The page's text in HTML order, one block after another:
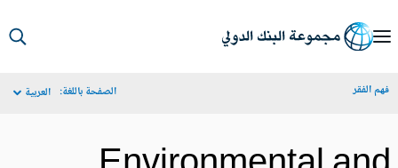
الفقر الصفحة باللغة: العربية